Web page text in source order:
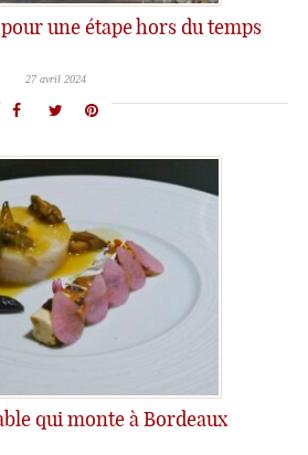
une étape hors du temps
27 avril 2024
qui monte à Bordeaux